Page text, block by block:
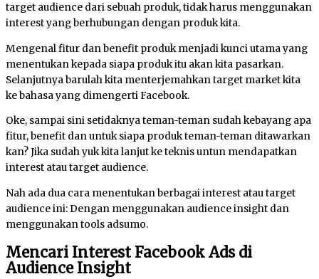
target audience dari sebuah produk, tidak harus menggunakan
interest yang berhubungan dengan produk kita.
Mengenal fitur dan benefit produk menjadi kunci utama yang
menentukan kepada siapa produk itu akan kita pasarkan.
Selanjutnya barulah kita menterjemahkan target market kita
ke bahasa yang dimengerti Facebook.
Oke, sampai sini setidaknya teman-teman sudah kebayang apa
fitur, benefit dan untuk siapa produk teman-teman ditawarkan
kan? Jika sudah yuk kita lanjut ke teknis untun mendapatkan
interest atau target audience.
Nah ada dua cara menentukan berbagai interest atau target
audience ini: Dengan menggunakan audience insight dan
menggunakan tools adsumo.
Mencari Interest Facebook Ads di
Audience Insight